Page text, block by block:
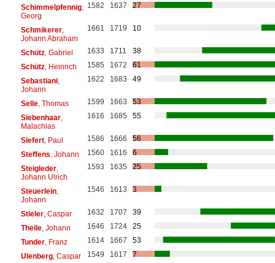
Schimmelpfennig,
Georg
1582 1637 27
Schmikerer,
Johann Abraham
1661 1719 10
Schütz, Gabriel 1633 1711
38
Schütz, Heinrich 1585 1672
61
Sebastiani,
Johann
1622 1683 49
Selle, Thomas 1599 1663
53
Siebenhaar,
Malachias
1616 1685 55
Siefert, Paul 1586 1666
56
Steffens , Johann 1560 1616
6
Steigleder,
Johann Ulrich
1593 1635 25
Steuerlein,
Johann
1546 1613 3
Stieler, Caspar 1632 1707
39
Theile, Johann 1646 1724
25
Tunder, Franz 1614 1667
53
Ulenberg, Caspar 1549 1617
7